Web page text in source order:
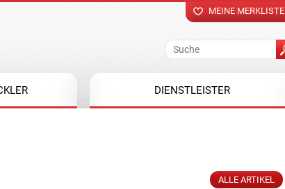
MEINE MERKLISTE
DIENSTLEISTER
ALLE ARTIKEL